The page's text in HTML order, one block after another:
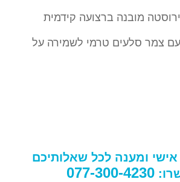
מובנה ברצועה קידמית
עם צמר סלעים טרמי לשמירה על
ומענה לכל שאלותיכם
077-300-4230